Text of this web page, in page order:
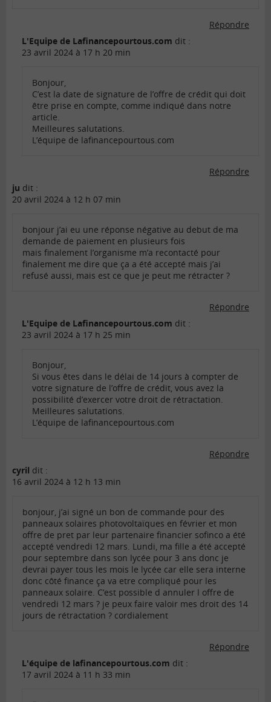
Répondre
L'Equipe de Lafinancepourtous.com dit :
23 avril 2024 à 17 h 20 min
Bonjour,
C’est la date de signature de l’offre de crédit qui doit
être prise en compte, comme indiqué dans notre
article.
Meilleures salutations.
L’équipe de lafinancepourtous.com
Répondre
ju dit :
20 avril 2024 à 12 h 07 min
bonjour j’ai eu une réponse négative au debut de ma
demande de paiement en plusieurs fois
mais finalement l’organisme m’a recontacté pour
finalement me dire que ça a été accepté mais j’ai
refusé aussi, mais est ce que je peut me rétracter ?
Répondre
L'Equipe de Lafinancepourtous.com dit :
23 avril 2024 à 17 h 25 min
Bonjour,
Si vous êtes dans le délai de 14 jours à compter de
votre signature de l’offre de crédit, vous avez la
possibilité d’exercer votre droit de rétractation.
Meilleures salutations.
L’équipe de lafinancepourtous.com
Répondre
cyril dit :
16 avril 2024 à 12 h 13 min
bonjour, j’ai signé un bon de commande pour des
panneaux solaires photovoltaïques en février et mon
offre de pret par leur partenaire financier sofinco a été
accepté vendredi 12 mars. Lundi, ma fille a été accepté
pour septembre dans son lycée pour 3 ans donc je
devrai payer tous les mois le lycée car elle sera interne
donc côté finance ça va etre compliqué pour les
panneaux solaire. C’est possible d annuler l offre de
vendredi 12 mars ? je peux faire valoir mes droit des 14
jours de rétractation ? cordialement
Répondre
L'équipe de lafinancepourtous.com dit :
17 avril 2024 à 11 h 33 min